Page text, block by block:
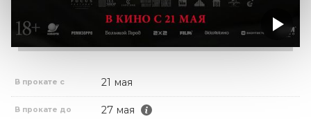
В прокате с 21 мая
В прокате до 27 мая